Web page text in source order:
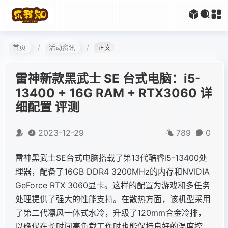
首页 活动资讯 正文
雷神新款黑武士 SE 台式电脑：i5-
13400 + 16G RAM + RTX3060 详
细配置 评测
2023-12-29 789 0
雷神黑武士SE台式电脑搭载了第13代酷睿i5-13400处
理器，配备了16GB DDR4 3200MHz的内存和NVIDIA
GeForce RTX 3060显卡。这样的配置为游戏和多任务
处理提供了强大的性能支持。在散热方面，该机型采用
了第二代凛风一体式水冷，升级了120mm合金冷排，